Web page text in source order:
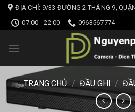
Skip
content
ĐỊA CHỈ: 9/33 ĐƯỜNG 2 THÁNG 9,
07:00 - 22:00
0963567774
TRANG CHỦ / ĐẦU GHI /